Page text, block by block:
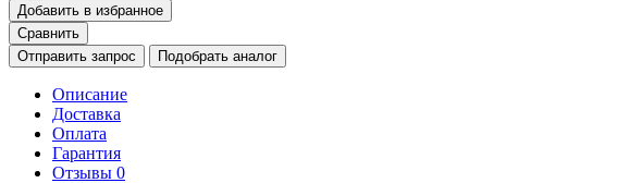
Добавить в избранное
Сравнить
Отправить запрос
Подобрать аналог
Описание
Доставка
Оплата
Гарантия
Отзывы 0